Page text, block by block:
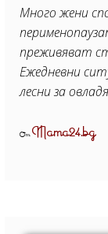
Много жени
преживяват
Ежедневни
лесни за
ОтMama24.bg